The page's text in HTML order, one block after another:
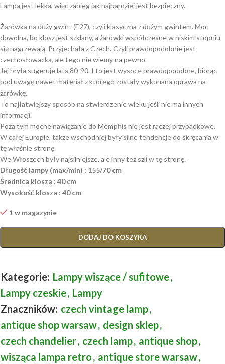
Lampa jest lekka, więc zabieg jak najbardziej jest bezpieczny.
Żarówka na duży gwint (E27), czyli klasyczna z dużym gwintem. Moc
dowolna, bo klosz jest szklany, a żarówki współczesne w niskim stopniu
się nagrzewają. Przyjechała z Czech. Czyli prawdopodobnie jest
czechosłowacka, ale tego nie wiemy na pewno.
Jej bryła sugeruje lata 80-90. I to jest wysoce prawdopodobne, biorąc
pod uwagę nawet materiał z którego zostały wykonana oprawa na
żarówkę.
To najłatwiejszy sposób na stwierdzenie wieku jeśli nie ma innych
informacji.
Poza tym mocne nawiązanie do Memphis nie jest raczej przypadkowe.
W całej Europie, także wschodniej były silne tendencje do skręcania w
tę właśnie stronę.
We Włoszech były najsilniejsze, ale inny też szli w tę stronę.
Długość lampy (max/min) : 155/70 cm
Średnica klosza : 40 cm
Wysokość klosza : 40 cm
1 w magazynie
DODAJ DO KOSZYKA
Kategorie: Lampy wiszące / sufitowe,
Lampy czeskie, Lampy
Znaczników: czech vintage lamp,
antique shop warsaw, design sklep,
czech chandelier, czech lamp, antique shop,
wisząca lampa retro, antique store warsaw,